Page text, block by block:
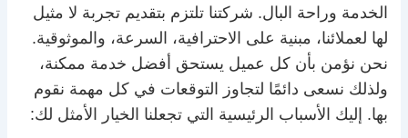
الخدمة وراحة البال. شركتنا تلتزم بتقديم تجربة لا مثيل
لها لعملائنا، مبنية على الاحترافية، السرعة، والموثوقية.
نحن نؤمن بأن كل عميل يستحق أفضل خدمة ممكنة،
ولذلك نسعى دائمًا لتجاوز التوقعات في كل مهمة نقوم
بها. إليك الأسباب الرئيسية التي تجعلنا الخيار الأمثل لك: